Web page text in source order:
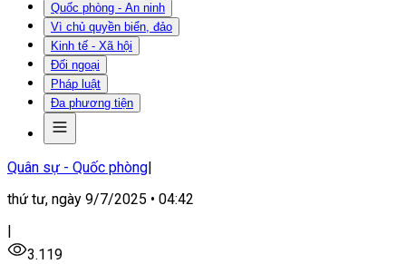
Quốc phòng - An ninh
Vì chủ quyền biển, đảo
Kinh tế - Xã hội
Đối ngoại
Pháp luật
Đa phương tiện
Quân sự - Quốc phòng|
thứ tư, ngày 9/7/2025 • 04:42
|
3.119